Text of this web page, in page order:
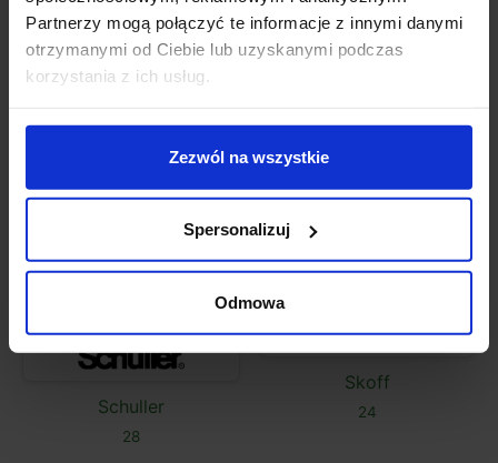
Partnerzy mogą połączyć te informacje z innymi danymi
otrzymanymi od Ciebie lub uzyskanymi podczas
korzystania z ich usług.
Zezwól na wszystkie
Spersonalizuj
Odmowa
145
Redlux Salon Led
Schuller
28
Skoff
24